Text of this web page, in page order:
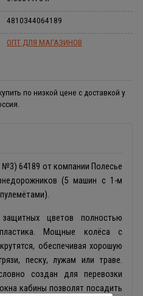
4810344064189
ОПТ ДЛЯ МАГАЗИНОВ
по низкой цене с доставкой у
64189 от компании Полесье
(5 машин с 1-м
цветов полностью
Мощные колёса с
обеспечивая хорошую
песку, лужам или траве.
создан для перевозки
кабины позволят посадить